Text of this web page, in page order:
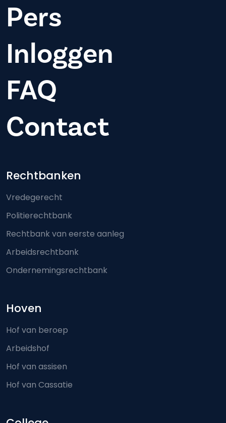
Pers
Inloggen
FAQ
Contact
Footer-menu
Rechtbanken
Vredegerecht
Politierechtbank
Rechtbank van eerste aanleg
Arbeidsrechtbank
Ondernemingsrechtbank
Hoven
Hof van beroep
Arbeidshof
Hof van assisen
Hof van Cassatie